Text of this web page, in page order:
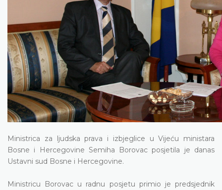
Ministrica za ljudska prava i izbjeglice u Vijeću ministara
Bosne i Hercegovine Semiha Borovac posjetila je danas
Ustavni sud Bosne i Hercegovine.
Ministricu Borovac u radnu posjetu primio je predsjednik